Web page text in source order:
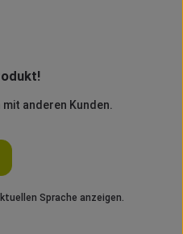
von 0 von 5 Sternen
anderen Kunden.
Sprache anzeigen.